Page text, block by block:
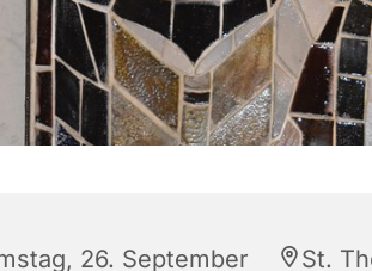
26. September St.